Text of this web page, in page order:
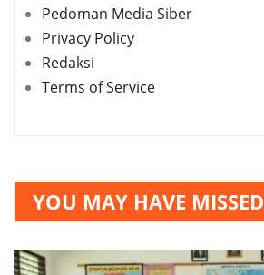
Pedoman Media Siber
Privacy Policy
Redaksi
Terms of Service
YOU MAY HAVE MISSED